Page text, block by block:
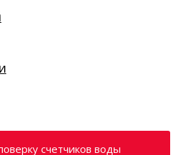
счетчиков воды